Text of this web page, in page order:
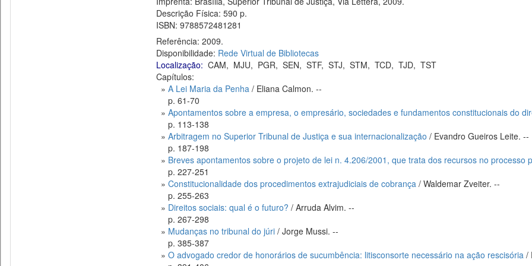
Descrição Física: 590 p.
ISBN: 9788572481281
Referência: 2009.
Disponibilidade: Rede Virtual de Bibliotecas
Localização: CAM, MJU, PGR, SEN, STF, STJ, STM, TCD, TJD, TST
Capítulos:
» A Lei Maria da Penha / Eliana Calmon. --
p. 61-70
» Apontamentos sobre a empresa, o empresário, sociedades e fundamentos constitucionais do
p. 113-138
» Arbitragem no Superior Tribunal de Justiça e sua internacionalização / Evandro Gueiros Leite. --
p. 187-198
» Breves apontamentos sobre o projeto de lei n. 4.206/2001, que trata dos recursos no processo
p. 227-251
» Constitucionalidade dos procedimentos extrajudiciais de cobrança / Waldemar Zveiter. --
p. 255-263
» Direitos sociais: qual é o futuro? / Arruda Alvim. --
p. 267-298
» Mudanças no tribunal do júri / Jorge Mussi. --
p. 385-387
» O advogado credor de honorários de sucumbência: litisconsorte necessário na ação rescisória /